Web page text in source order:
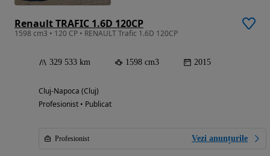
Renault TRAFIC 1.6D 120CP
1598 cm3 • 120 CP • RENAULT Trafic 1.6D 120CP
329 533 km 1598 cm3 2015
Cluj-Napoca (Cluj)
Profesionist • Publicat
Profesionist Vezi anunțurile